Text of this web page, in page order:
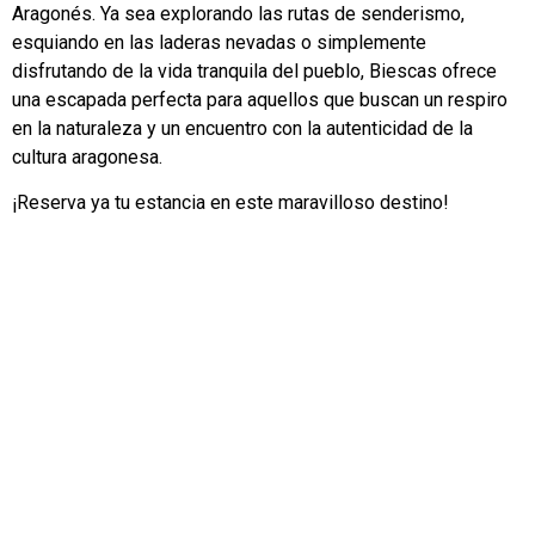
Aragonés. Ya sea explorando las rutas de senderismo,
esquiando en las laderas nevadas o simplemente
disfrutando de la vida tranquila del pueblo, Biescas ofrece
una escapada perfecta para aquellos que buscan un respiro
en la naturaleza y un encuentro con la autenticidad de la
cultura aragonesa.
¡Reserva ya tu estancia en este maravilloso destino!